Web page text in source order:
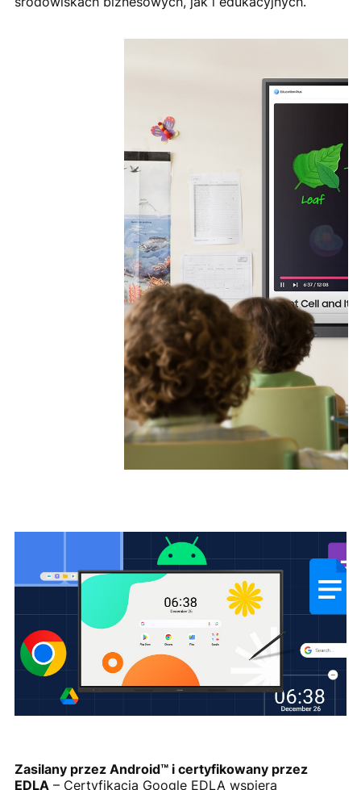
Zasilany przez Android™ i certyfikowany przez
EDLA – Certyfikacja Google EDLA wspiera